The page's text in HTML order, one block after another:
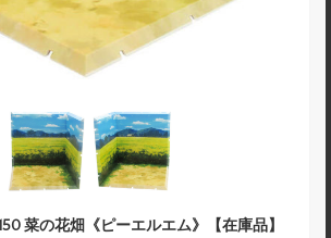
菜の花畑《ピーエルエム》【在庫品】